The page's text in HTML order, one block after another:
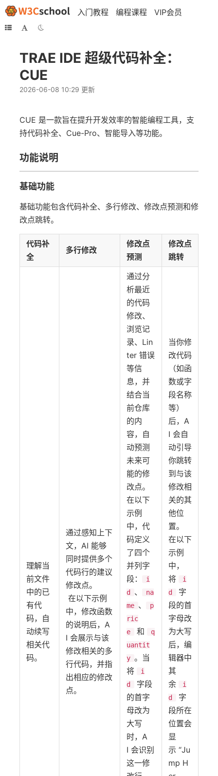
入门教程 编程课程 VIP会员
TRAE IDE 超级代码补全：
CUE
2026-06-08 10:29 更新
CUE 是一款旨在提升开发效率的智能编程工具，支
持代码补全、Cue-Pro、智能导入等功能。
功能说明
基础功能
基础功能包含代码补全、多行修改、修改点预测和修
改点跳转。
代码补
全
多行修改
修改点
预测
修改点
跳转
理解当
前文件
中的已
有代
码，自
动续写
相关代
码。
通过感知上下
文，AI 能够
同时提供多个
代码行的建议
修改点。
在以下示例
中，修改函数
的说明后，A
I 会展示与该
修改相关的多
行代码，并指
出相应的修改
点。
通过分
析最近
的代码
修改、
浏览记
录、Lin
ter 错误
等信
息，并
结合当
前仓库
的内
容，自
动预测
未来可
能的修
改点。
在以下
示例
中，代
码定义
了四个
并列字
段：
i
d
、
na
me 、
p
ric
e
和
q
uantit
y 。当
将
i
d
字段
的首字
母改为
大写
时，A
I 会识别
这一修
当你修
改代码
（如函
数或字
段名称
等）
后，A
I 会自
动引导
你跳转
到与该
修改相
关的其
他位
置。
在以下
示例
中，
将
i
d
字
段的首
字母改
为大写
后，编
辑器中
其
余
i
d
字
段所在
位置会
显
示 “Ju
mp H